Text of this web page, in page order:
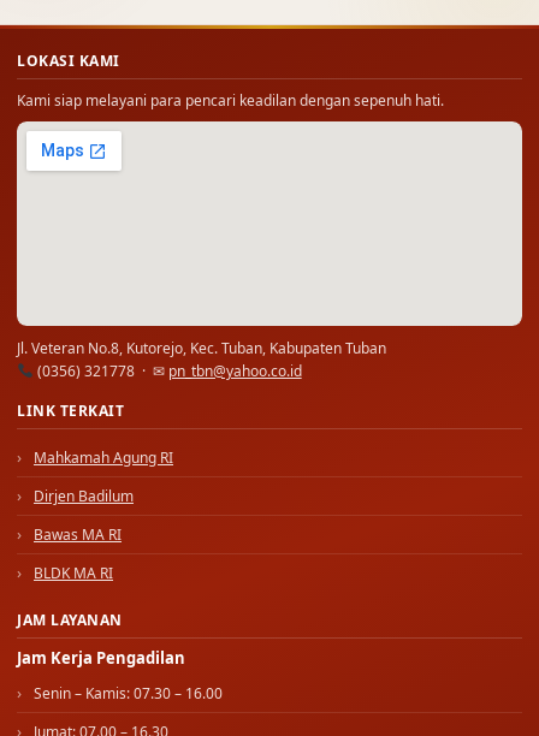
LOKASI KAMI
Kami siap melayani para pencari keadilan dengan sepenuh hati.
Jl. Veteran No.8, Kutorejo, Kec. Tuban, Kabupaten Tuban
(0356) 321778 · ✉ pn_tbn@yahoo.co.id
LINK TERKAIT
Mahkamah Agung RI
Dirjen Badilum
Bawas MA RI
BLDK MA RI
JAM LAYANAN
Jam Kerja Pengadilan
Senin – Kamis: 07.30 – 16.00
Jumat: 07.00 – 16.30